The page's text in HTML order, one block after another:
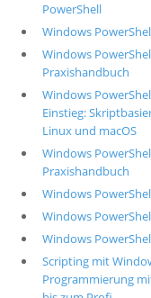
PowerShell
Windows
Windows
Praxishandbuch
Windows
Einstieg:
Linux und macOS
Windows
Praxishandbuch
Windows
Windows
Windows
Scripting mit
Programmierung